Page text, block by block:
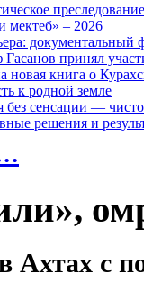
мектеб» – 2026
документальный
Гасанов принял
новая книга о
к родной земле
без сенсации —
решения и
Ахтах с